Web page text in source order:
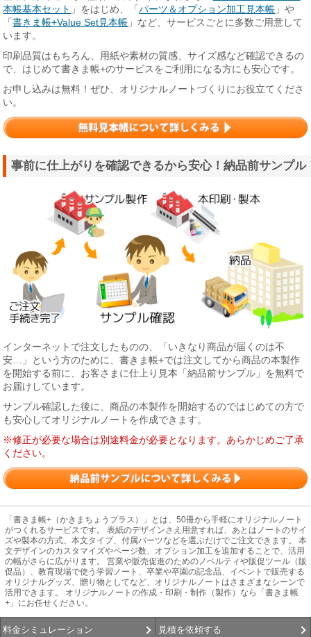
本帳基本セット 」をはじめ、「パーツ＆オプション加工見本帳 」や
「書きま帳+Value Set見本帳 」など、サービスごとに多数ご用意して
います。
印刷品質はもちろん、用紙や素材の質感、サイズ感など確認できるの
で、はじめて書きま帳+のサービスをご利用になる方にも安心です。
お申し込みは無料！ぜひ、オリジナルノートづくりにお役立てくださ
い。
事前に仕上がりを確認できるから安心！納品前サンプル
インターネットで注文したものの、「いきなり商品が届くのは不
安…」という方のために、書きま帳+では注文してから商品の本製作
を開始する前に、お客さまに仕上り見本「納品前サンプル」を無料で
お届けしています。
サンプル確認した後に、商品の本製作を開始するのではじめての方で
も安心してオリジナルノートを作成できます。
※修正が必要な場合は別途料金が必要となります。あらかじめご了承
ください。
「書きま帳+（かきまちょうプラス）」とは、50冊から手軽にオリジナルノート
がつくれるサービスです。 表紙のデザインさえ用意すれば、あとはノートのサイ
ズや製本の方式、本文タイプ、付属パーツなどを選ぶだけでご注文できます。 本
文デザインのカスタマイズやページ数、オプション加工を追加することで、活用
の幅がさらに広がります。 営業や販売促進のためのノベルティや販促ツール（販
促品）、教育現場で使う学習ノート、卒業や卒園の記念品、イベントで販売する
オリジナルグッズ、贈り物としてなど、オリジナルノートはさまざまなシーンで
活用できます。 オリジナルノートの作成・印刷・制作（製作）なら「書きま帳
+」にお任せください。
料金シミュレーション 見積を依頼する